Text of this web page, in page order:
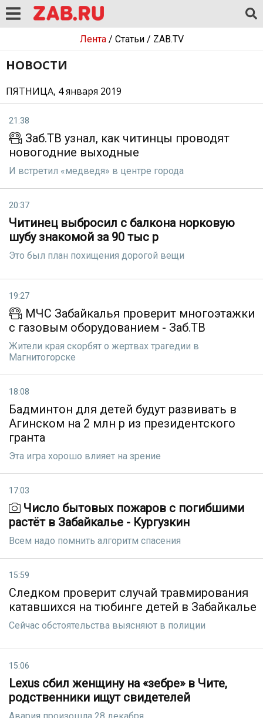
Лента/ Статьи/ ZAB.TV
НОВОСТИ
ПЯТНИЦА, 4 января 2019
21:38
Заб.ТВ узнал, как читинцы проводят
новогодние выходные
И встретил «медведя» в центре города
20:37
Читинец выбросил с балкона норковую
шубу знакомой за 90 тыс р
Это был план похищения дорогой вещи
19:27
МЧС Забайкалья проверит многоэтажки
с газовым оборудованием - Заб.ТВ
Жители края скорбят о жертвах трагедии в
Магнитогорске
18:08
Бадминтон для детей будут развивать в
Агинском на 2 млн р из президентского
гранта
Эта игра хорошо влияет на зрение
17:03
Число бытовых пожаров с погибшими
растёт в Забайкалье - Кургузкин
Всем надо помнить алгоритм спасения
15:59
Следком проверит случай травмирования
катавшихся на тюбинге детей в Забайкалье
Сейчас обстоятельства выясняют в полиции
15:06
Lexus сбил женщину на «зебре» в Чите,
родственники ищут свидетелей